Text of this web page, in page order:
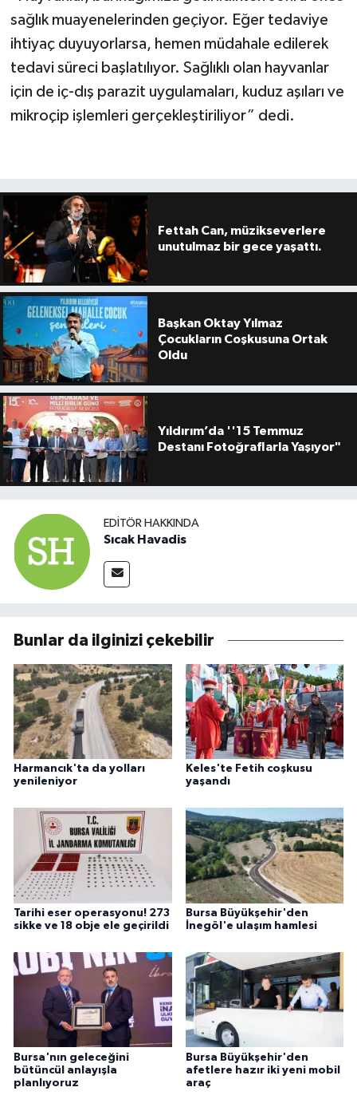
sağlık muayenelerinden geçiyor. Eğer tedaviye
ihtiyaç duyuyorlarsa, hemen müdahale edilerek
tedavi süreci başlatılıyor. Sağlıklı olan hayvanlar
için de iç-dış parazit uygulamaları, kuduz aşıları ve
mikroçip işlemleri gerçekleştiriliyor” dedi.
Fettah Can, müzikseverlere
unutulmaz bir gece yaşattı.
Başkan Oktay Yılmaz
Çocukların Coşkusuna Ortak
Oldu
Yıldırım’da ''15 Temmuz
Destanı Fotoğraflarla Yaşıyor"
EDITÖR HAKKINDA
Sıcak Havadis
Bunlar da ilginizi çekebilir
Harmancık'ta da yolları
yenileniyor
Keles'te Fetih coşkusu
yaşandı
Tarihi eser operasyonu! 273
sikke ve 18 obje ele geçirildi
Bursa Büyükşehir'den
İnegöl'e ulaşım hamlesi
Bursa'nın geleceğini
bütüncül anlayışla
planlıyoruz
Bursa Büyükşehir'den
afetlere hazır iki yeni mobil
araç